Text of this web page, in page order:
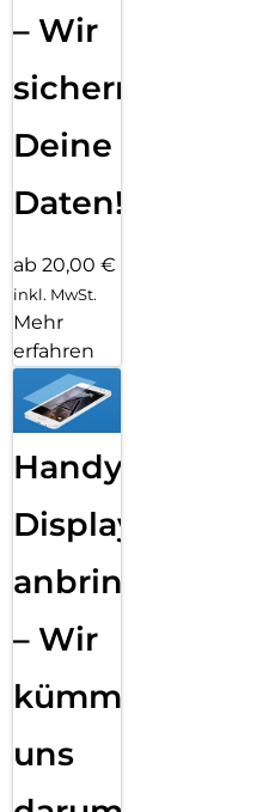
– Wir
sichern
Deine
Daten!
ab 20,00 €
inkl. MwSt.
Mehr
erfahren
Handy
Displayfolie
anbringen
– Wir
kümmern
uns